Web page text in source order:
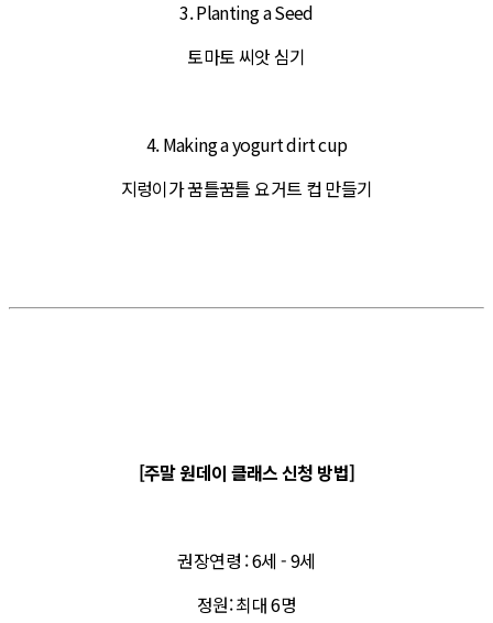
3. Planting a Seed
토마토 씨앗 심기
4. Making a yogurt dirt cup
지렁이가 꿈틀꿈틀 요거트 컵 만들기
[주말 원데이 클래스 신청 방법]
권장연령 : 6세 - 9세
정원: 최대 6명